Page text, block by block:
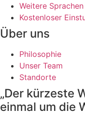
Weitere Sprachen
Kostenloser
Über uns
Philosophie
Unser Team
Standorte
„Der kürzeste
einmal um die